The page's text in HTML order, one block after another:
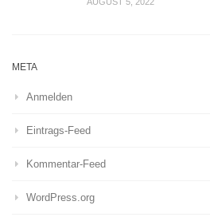
META
Anmelden
Eintrags-Feed
Kommentar-Feed
WordPress.org